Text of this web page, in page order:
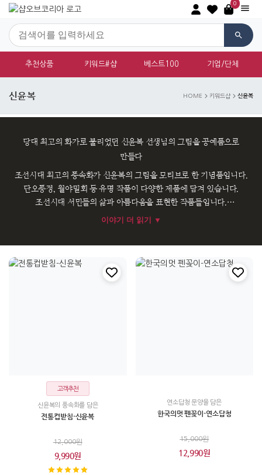
0
추천상품 키워드#샵 베스트100 기업/단체
신윤복 HOME 키워드샵 신윤복
당대 최고의 화가로 불리었던 신윤복 선생님의 그림을 공예품으로
만들다
조선시대 최고의 풍속화가 신윤복의 그림을 모티브로 한 기념품입니다.
단오풍정, 월야밀회 등 유명 작품이 다양한 제품에 담겨 있습니다.
조선시대 서민들의 삶과 아름다움을 표현한 작품들입니다.
이야기 더 읽기 ▼
고객추천
신윤복의 풍속화를 담은
전통컵받침-신윤복
12,000원
9,990원
연소답청 문양을 담은
한국의멋 펜꽂이-연소답청
15,000원
12,990원